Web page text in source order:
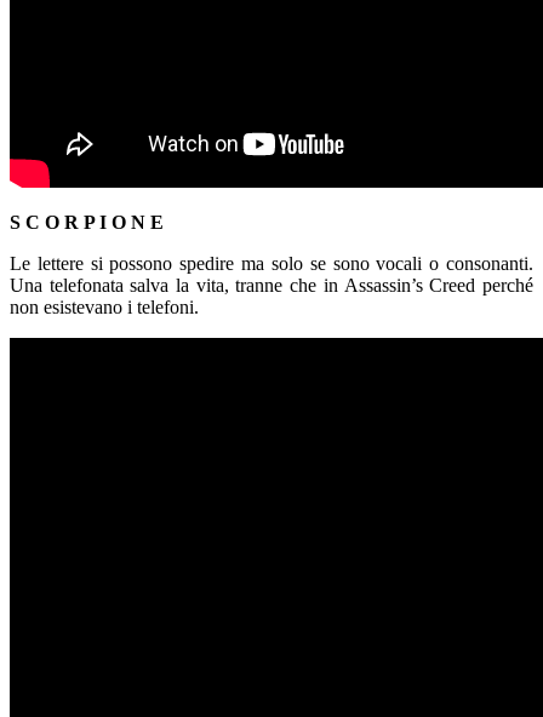
S C O R P I O N E
Le lettere si possono spedire ma solo se sono vocali o consonanti.
Una telefonata salva la vita, tranne che in Assassin’s Creed perché
non esistevano i telefoni.